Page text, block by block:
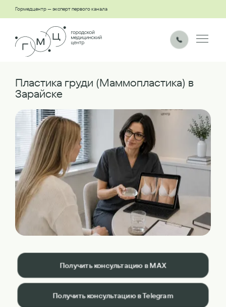
Гормедцентр — эксперт первого канала
Пластика груди (Маммопластика) в
Зарайске
Получить консультацию в MAX
Получить консультацию в Telegram